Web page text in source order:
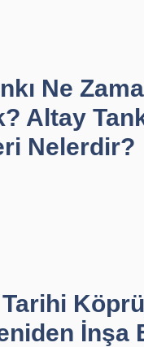
Ne
Altay
Nelerdir?
Tarihi
İnşa